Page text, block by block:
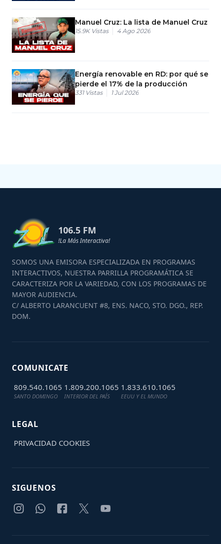
Manuel Cruz: La lista de Manuel Cruz
15.9K Vistas 4 Ago 2026
Energía renovable en RD: por qué se
pierde el 17% de la producción
331 Vistas 1 Jul 2026
106.5 FM
!La Más Interactiva!
SOMOS UNA EMISORA ESPECIALIZADA EN PROGRAMAS
INTERACTIVOS, NUESTRA PARRILLA PROGRAMÁTICA SE
CARACTERIZA POR LA VARIEDAD, CON LOS PROGRAMAS DE
MAYOR AUDIENCIA.
C/ ALBERTO LARANCUENT #8, ENS. NACO, STO. DGO., REP.
DOM.
COMUNICATE
809.540.1065
SANTO DOMINGO
1.809.200.1065
INTERIOR DEL PAÍS
1.833.610.1065
EEUU Y EL MUNDO
LEGAL
PRIVACIDAD COOKIES
SIGUENOS